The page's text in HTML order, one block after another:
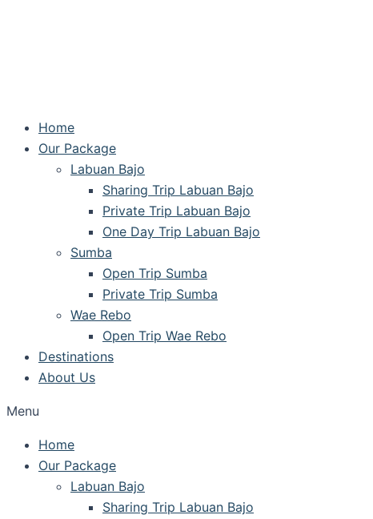
Home
Our Package
Labuan Bajo
Sharing Trip Labuan Bajo
Private Trip Labuan Bajo
One Day Trip Labuan Bajo
Sumba
Open Trip Sumba
Private Trip Sumba
Wae Rebo
Open Trip Wae Rebo
Destinations
About Us
Menu
Home
Our Package
Labuan Bajo
Sharing Trip Labuan Bajo